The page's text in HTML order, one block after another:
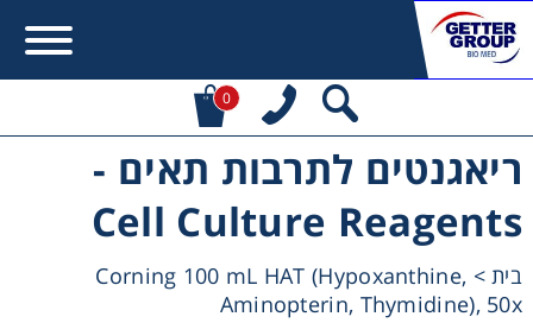
0
ריאגנטים לתרבות תאים -
Cell Culture Reagents
בית>
Corning 100 mL HAT (Hypoxanthine,
Aminopterin, Thymidine), 50x
Error:Contact form not found.
מעונין לקבל הצעת מחיר או מידע עבור:
Centrifuges